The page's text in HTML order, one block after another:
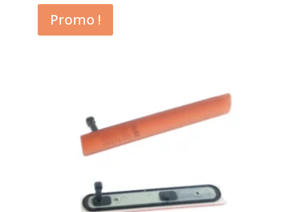
était :
4,90 €.
est :
3,90 €.
Promo !